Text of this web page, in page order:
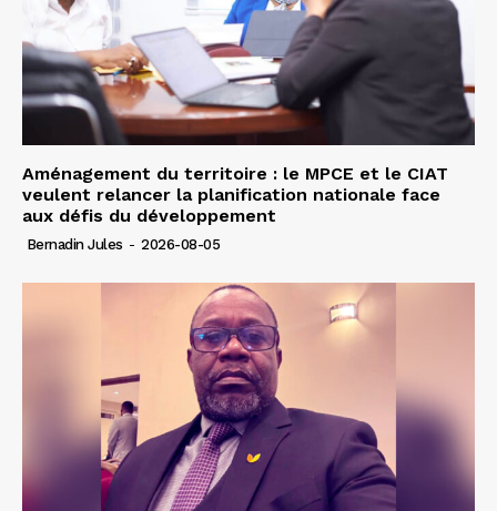
Aménagement du territoire : le MPCE et le CIAT
veulent relancer la planification nationale face
aux défis du développement
Bernadin Jules - 2026-08-05